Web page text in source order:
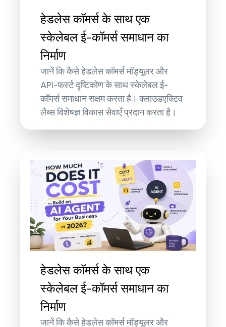
हेडलेस कॉमर्स के साथ एक
स्केलेबल ई-कॉमर्स समाधान का
निर्माण
जानें कि कैसे हेडलेस कॉमर्स मॉड्यूलर और
API-फर्स्ट दृष्टिकोण के साथ स्केलेबल ई-
कॉमर्स समाधान सक्षम करता है। क्लाउडएक्टिव
लैब्स विशेषज्ञ विकास सेवाएँ प्रदान करता है।
हेडलेस कॉमर्स के साथ एक
स्केलेबल ई-कॉमर्स समाधान का
निर्माण
जानें कि कैसे हेडलेस कॉमर्स मॉड्यूलर और